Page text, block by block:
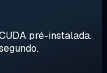
pré-instalada.